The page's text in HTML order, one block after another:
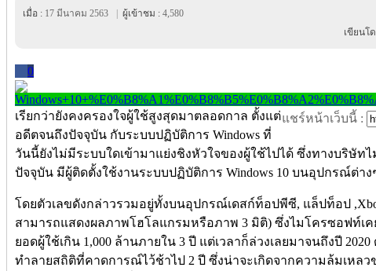
เมื่อ : 17 มีนาคม 2563 ผู้เข้าชม : 4,580
เขียนโ
0
แชร์หน้าเว็บนี้ :
เรียกว่ายังคงครองใจผู้ใช้สูงสุดมาตลอดกาล ตั้งแต่
อดีตจนถึงปัจจุบัน กับระบบปฏิบัติการ Windows ที่
วันนี้ยังไม่มีระบบใดเข้ามาแย่งชิงหัวใจของผู้ใช้ไปได้ ซึ่งทางบริษั
ปัจจุบัน มีผู้ติดตั้งใช้งานระบบปฏิบัติการ Windows 10 บนอุปกรณ์ต่าง
โดยตัวเลขดังกล่าวรวมอยู่ทั้งบนอุปกรณ์เดสก์ท็อปพีซี, แล็ปท็อป
สามารถแสดงผลภาพโฮโลแกรมหรือภาพ 3 มิติ) ซึ่งไมโครซอฟท์เค
ยอดผู้ใช้เกิน 1,000 ล้านภายใน 3 ปี แต่เวลาก็ล่วงเลยมาจนถึงปี
ทำลายสถิติที่คาดการณ์ไว้ช้าไป 2 ปี ซึ่งน่าจะเกิดจากความล้มเหลว